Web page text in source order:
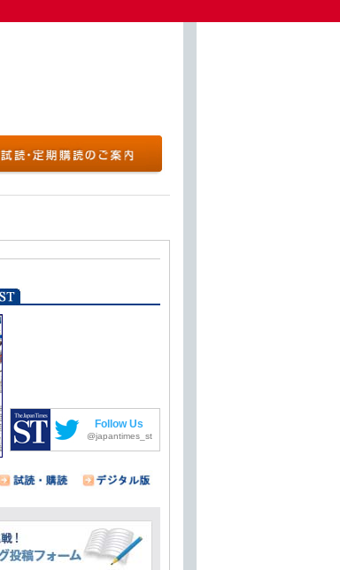
Follow Us
@japantimes_st